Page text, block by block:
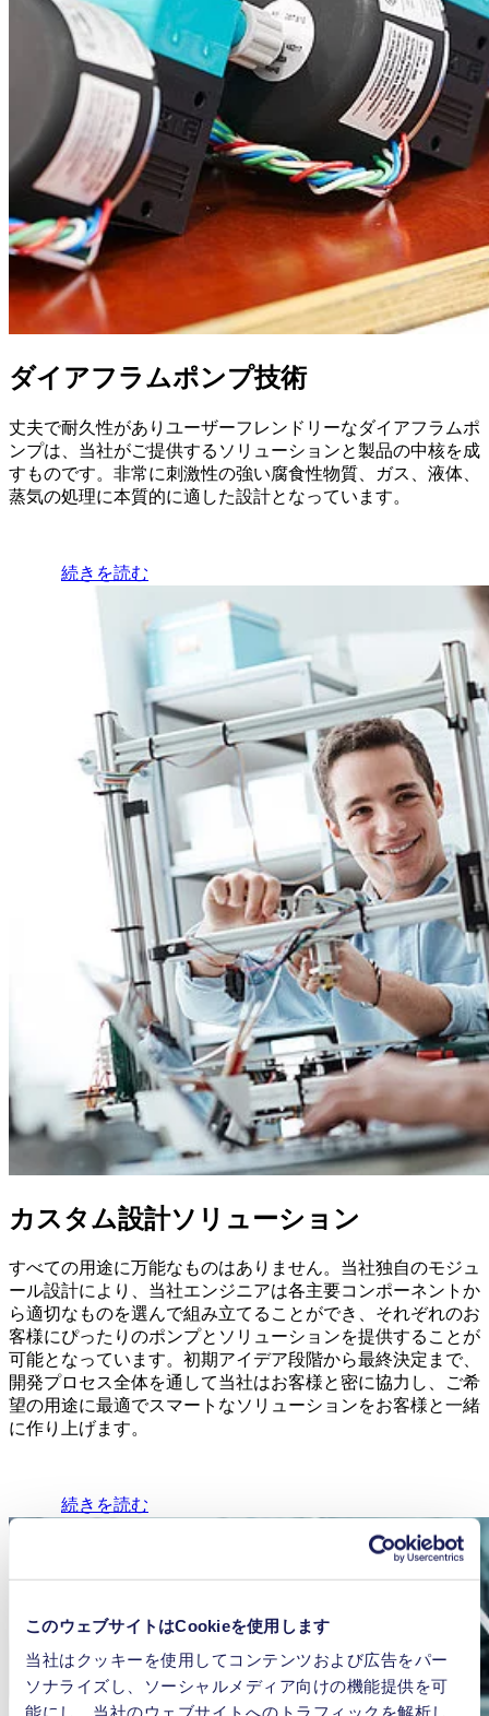
このウェブサイトはCookieを使用します
当社はクッキーを使用してコンテンツおよび広告をパー
ソナライズし、ソーシャルメディア向けの機能提供を可
能にし、当社のウェブサイトへのトラフィックを解析し
ダイアフラムポンプ技術
丈夫で耐久性がありユーザーフレンドリーなダイアフラムポ
ンプは、当社がご提供するソリューションと製品の中核を成
すものです。非常に刺激性の強い腐食性物質、ガス、液体、
蒸気の処理に本質的に適した設計となっています。
続きを読む
カスタム設計ソリューション
すべての用途に万能なものはありません。当社独自のモジュ
ール設計により、当社エンジニアは各主要コンポーネントか
ら適切なものを選んで組み立てることができ、それぞれのお
客様にぴったりのポンプとソリューションを提供することが
可能となっています。初期アイデア段階から最終決定まで、
開発プロセス全体を通して当社はお客様と密に協力し、ご希
望の用途に最適でスマートなソリューションをお客様と一緒
に作り上げます。
続きを読む